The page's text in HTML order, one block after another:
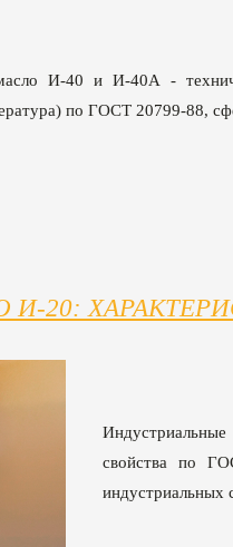
И-40 и И-40А -
по ГОСТ 20799-88,
20:
свойства по
индустриальных